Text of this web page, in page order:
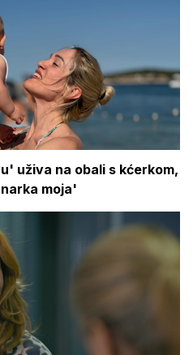
uživa na obali s kćerkom,
moja'